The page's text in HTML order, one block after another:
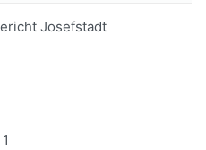
Josefstadt
1